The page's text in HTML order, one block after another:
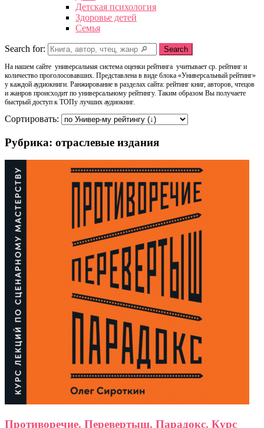
Детская психология
Здоровье детей
Семья
Search for: Search
На нашем сайте универсальная система оценки рейтинга учитывает ср. рейтинг и
количество проголосовавших. Представлена в виде блока «Универсальный рейтинг»
у каждой аудиокниги. Ранжирование в разделах сайта: рейтинг книг, авторов, чтецов
и жанров происходит по универсальному рейтингу. Таким образом Вы получаете
быстрый доступ к ТОПу лучших аудиокниг.
Сортировать:
Рубрика: отраслевые издания
Противоречие. Перевертыш. Парадокс. Курс